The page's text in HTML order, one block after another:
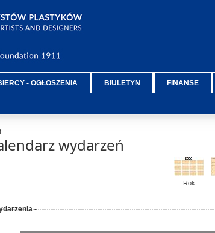
- OGŁOSZENIA BIULETYN FINANSE
wydarzeń
Rok
-